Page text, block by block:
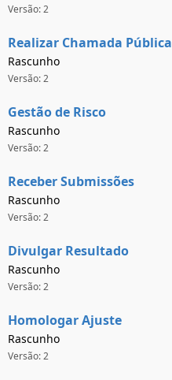
Versão: 2
Realizar Chamada Pública
Rascunho
Versão: 2
Gestão de Risco
Rascunho
Versão: 2
Receber Submissões
Rascunho
Versão: 2
Divulgar Resultado
Rascunho
Versão: 2
Homologar Ajuste
Rascunho
Versão: 2